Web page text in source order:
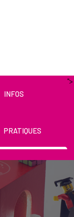
INFOS
PRATIQUES
">